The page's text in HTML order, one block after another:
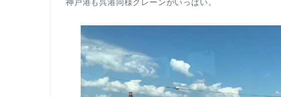
神戸港も呉港同様クレーンがいっぱい。